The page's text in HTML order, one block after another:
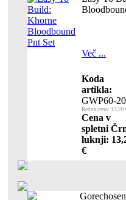
Več ...
Koda
artikla:
GWP60-20
Redna cena: 13,20
Cena v
spletni
luknji:
€